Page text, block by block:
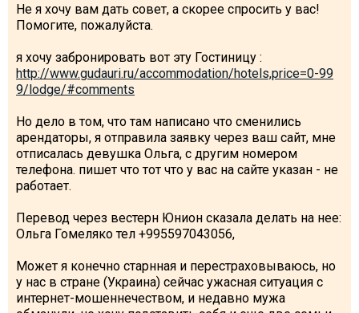
Не я хочу вам дать совет, а скорее спросить у вас!
Помогите, пожалуйста.
я хочу забронировать вот эту Гостиницу :
http://www.gudauri.ru/accommodation/hotels,price=0-99
9/lodge/#comments
Но дело в том, что там написано что сменились
арендаторы, я отправила заявку через ваш сайт, мне
отписалась девушка Ольга, с другим номером
телефона. пишет что тот что у вас на сайте указан - не
работает.
Перевод через вестерн Юнион сказала делать на нее:
Ольга Гомеляко тел +995597043056,
Может я конечно старнная и перестраховываюсь, но
у нас в стране (Украина) сейчас ужасная ситуация с
интернет-мошеннечеством, и недавно мужа